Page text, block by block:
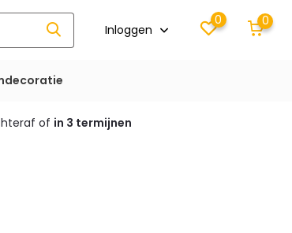
Inloggen
0 0
of in 3 termijnen